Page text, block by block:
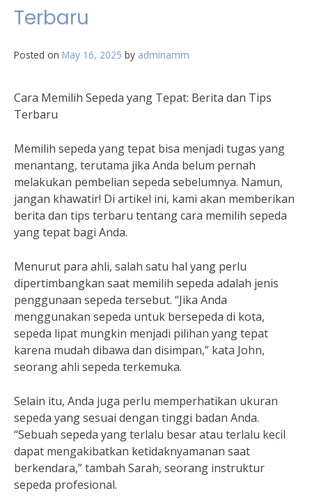
Terbaru
Posted on May 16, 2025 by adminamm
Cara Memilih Sepeda yang Tepat: Berita dan Tips
Terbaru
Memilih sepeda yang tepat bisa menjadi tugas yang
menantang, terutama jika Anda belum pernah
melakukan pembelian sepeda sebelumnya. Namun,
jangan khawatir! Di artikel ini, kami akan memberikan
berita dan tips terbaru tentang cara memilih sepeda
yang tepat bagi Anda.
Menurut para ahli, salah satu hal yang perlu
dipertimbangkan saat memilih sepeda adalah jenis
penggunaan sepeda tersebut. “Jika Anda
menggunakan sepeda untuk bersepeda di kota,
sepeda lipat mungkin menjadi pilihan yang tepat
karena mudah dibawa dan disimpan,” kata John,
seorang ahli sepeda terkemuka.
Selain itu, Anda juga perlu memperhatikan ukuran
sepeda yang sesuai dengan tinggi badan Anda.
“Sebuah sepeda yang terlalu besar atau terlalu kecil
dapat mengakibatkan ketidaknyamanan saat
berkendara,” tambah Sarah, seorang instruktur
sepeda profesional.